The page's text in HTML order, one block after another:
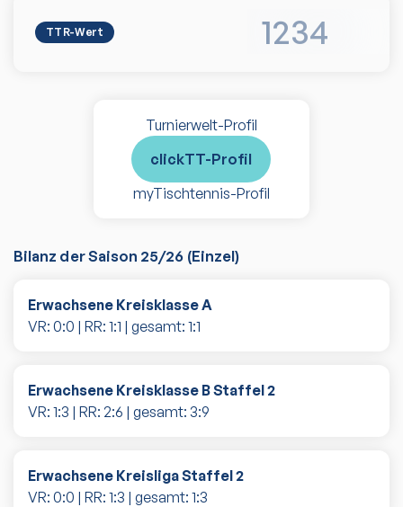
TTR-Wert 1234
Turnierwelt-Profil
clickTT-Profil
myTischtennis-Profil
Bilanz der Saison 25/26 (Einzel)
Erwachsene Kreisklasse A
VR: 0:0 | RR: 1:1 | gesamt: 1:1
Erwachsene Kreisklasse B Staffel 2
VR: 1:3 | RR: 2:6 | gesamt: 3:9
Erwachsene Kreisliga Staffel 2
VR: 0:0 | RR: 1:3 | gesamt: 1:3